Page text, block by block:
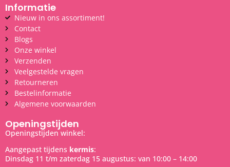
Informatie
Nieuw in ons assortiment!
Contact
Blogs
Onze winkel
Verzenden
Veelgestelde vragen
Retourneren
Bestelinformatie
Algemene voorwaarden
Openingstijden
Openingstijden winkel:
Aangepast tijdens kermis:
Dinsdag 11 t/m zaterdag 15 augustus: van 10:00 – 14:00